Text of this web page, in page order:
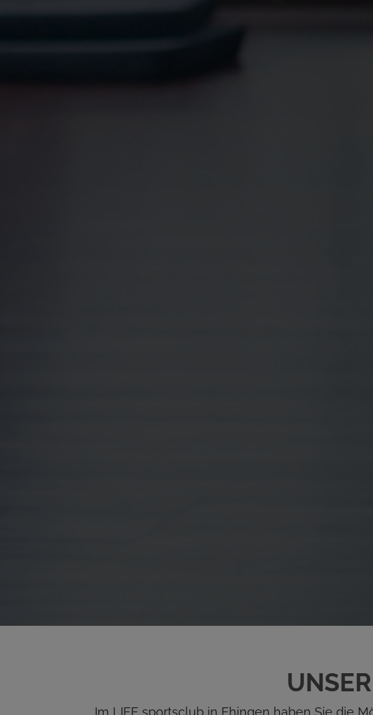
Im LIFE sportsclub in Ehingen haben Sie die